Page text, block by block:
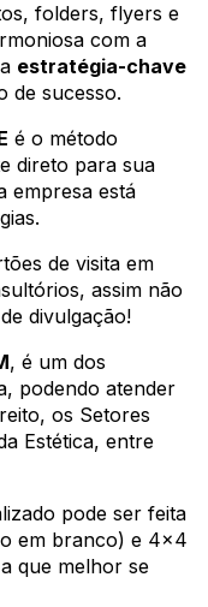
folders, flyers e
com a
estratégia-chave
de sucesso.
é o método
direto para sua
empresa está
de visita em
assim não
divulgação!
, é um dos
podendo atender
os Setores
Estética, entre
pode ser feita
em branco) e 4x4
que melhor se